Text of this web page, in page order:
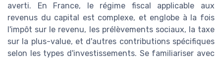
averti. En France, le régime fiscal applicable aux
revenus du capital est complexe, et englobe à la fois
l'impôt sur le revenu, les prélèvements sociaux, la taxe
sur la plus-value, et d'autres contributions spécifiques
selon les types d'investissements. Se familiariser avec